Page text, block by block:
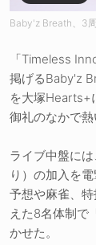
Baby'z Breath、3
「Timeless
掲げるBaby'z
を大塚Hearts+
御礼のなかで熱
ライブ中盤に
り）の加入を
予想や麻雀、
えた8名体制で
かせた。